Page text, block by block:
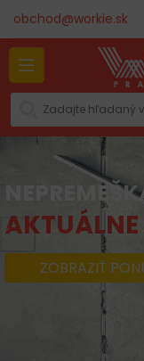
obchod@workie.sk
ZOBRAZIŤ